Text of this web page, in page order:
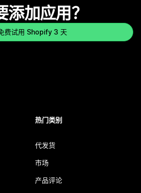
添加应用？
费试用 Shopify 3 天
热门类别
代发货
市场
产品评论